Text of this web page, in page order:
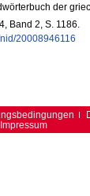
der
Band 2, S. 1186.
20008946116
Impressum